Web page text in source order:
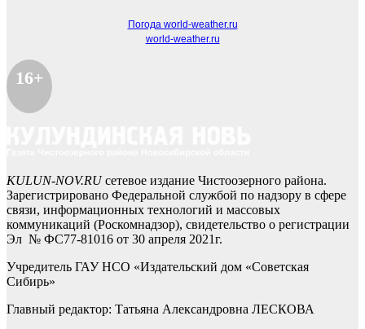
Погода world-weather.ru
world-weather.ru
16+
KULUN-NOV.RUсетевое издание Чистоозерного района.
Зарегистрировано Федеральной службой по надзору в сфере
связи, информационных технологий и массовых
коммуникаций (Роскомнадзор), свидетельство о регистрации
Эл № ФС77-81016 от 30 апреля 2021г.
Учредитель ГАУ НСО «Издательский дом «Советская
Сибирь»
Главный редактор: Татьяна Александровна ЛЕСКОВА